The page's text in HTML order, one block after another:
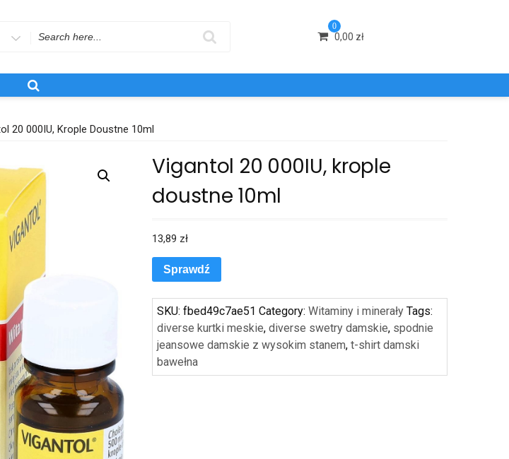
0
0,00 zł
20 000IU, Krople Doustne 10ml
Vigantol 20 000IU, krople
doustne 10ml
13,89 zł
Sprawdź
SKU:fbed49c7ae51 Category:Witaminy i minerały Tags:
diverse kurtki meskie,diverse swetry damskie, spodnie
jeansowe damskie z wysokim stanem,t-shirt damski
bawełna